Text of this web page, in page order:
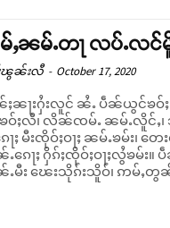
ႇၼမ်ႉတႃ လပ်ႉလင်
ၽွၼ်းလီ - October 17, 2020
ႈၼႃးႁႆးလူင် ၼႆႉ ပဵၼ်ယွင်ၶ
ၶဝ်ႈလီ၊ လိၼ်ၸမ်ႉ ၼမ်ႉလိူင်ႇ
ေႃႈ မီးၸိုဝ်ႈဝႃႈ ၼမ်ႉၶမ်း
ၵေႃႈ ႁိၵ်ႈၸိုဝ်ႈဝႃႈလွႆၶမ်း
မီး ၽေးသိုၵ်းသိူဝ်၊ ဢမ်ႇတွၼ်